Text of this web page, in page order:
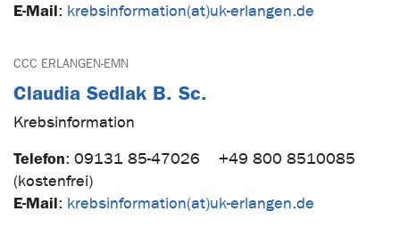
E-Mail: krebsinformation(at)uk-erlangen.de
CCC ERLANGEN-EMN
Claudia Sedlak B. Sc.
Krebsinformation
Telefon: 09131 85-47026
+49 800 8510085
(kostenfrei)
E-Mail: krebsinformation(at)uk-erlangen.de